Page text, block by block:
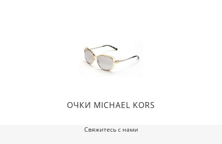
ОЧКИ MICHAEL KORS
Свяжитесь с нами